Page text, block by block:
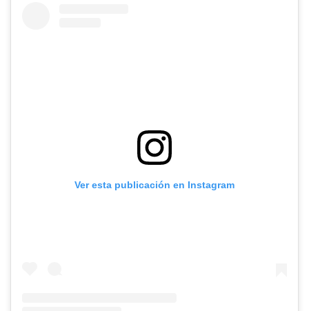
Ver esta publicación en Instagram